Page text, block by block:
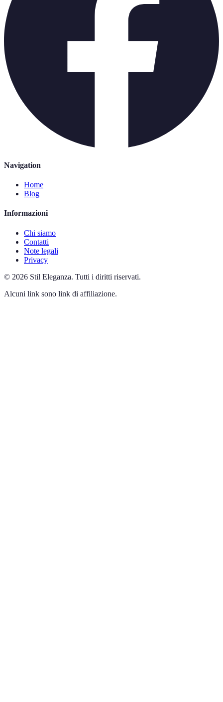
Navigation
Home
Blog
Informazioni
Chi siamo
Contatti
Note legali
Privacy
© 2026 Stil Eleganza. Tutti i diritti riservati.
Alcuni link sono link di affiliazione.